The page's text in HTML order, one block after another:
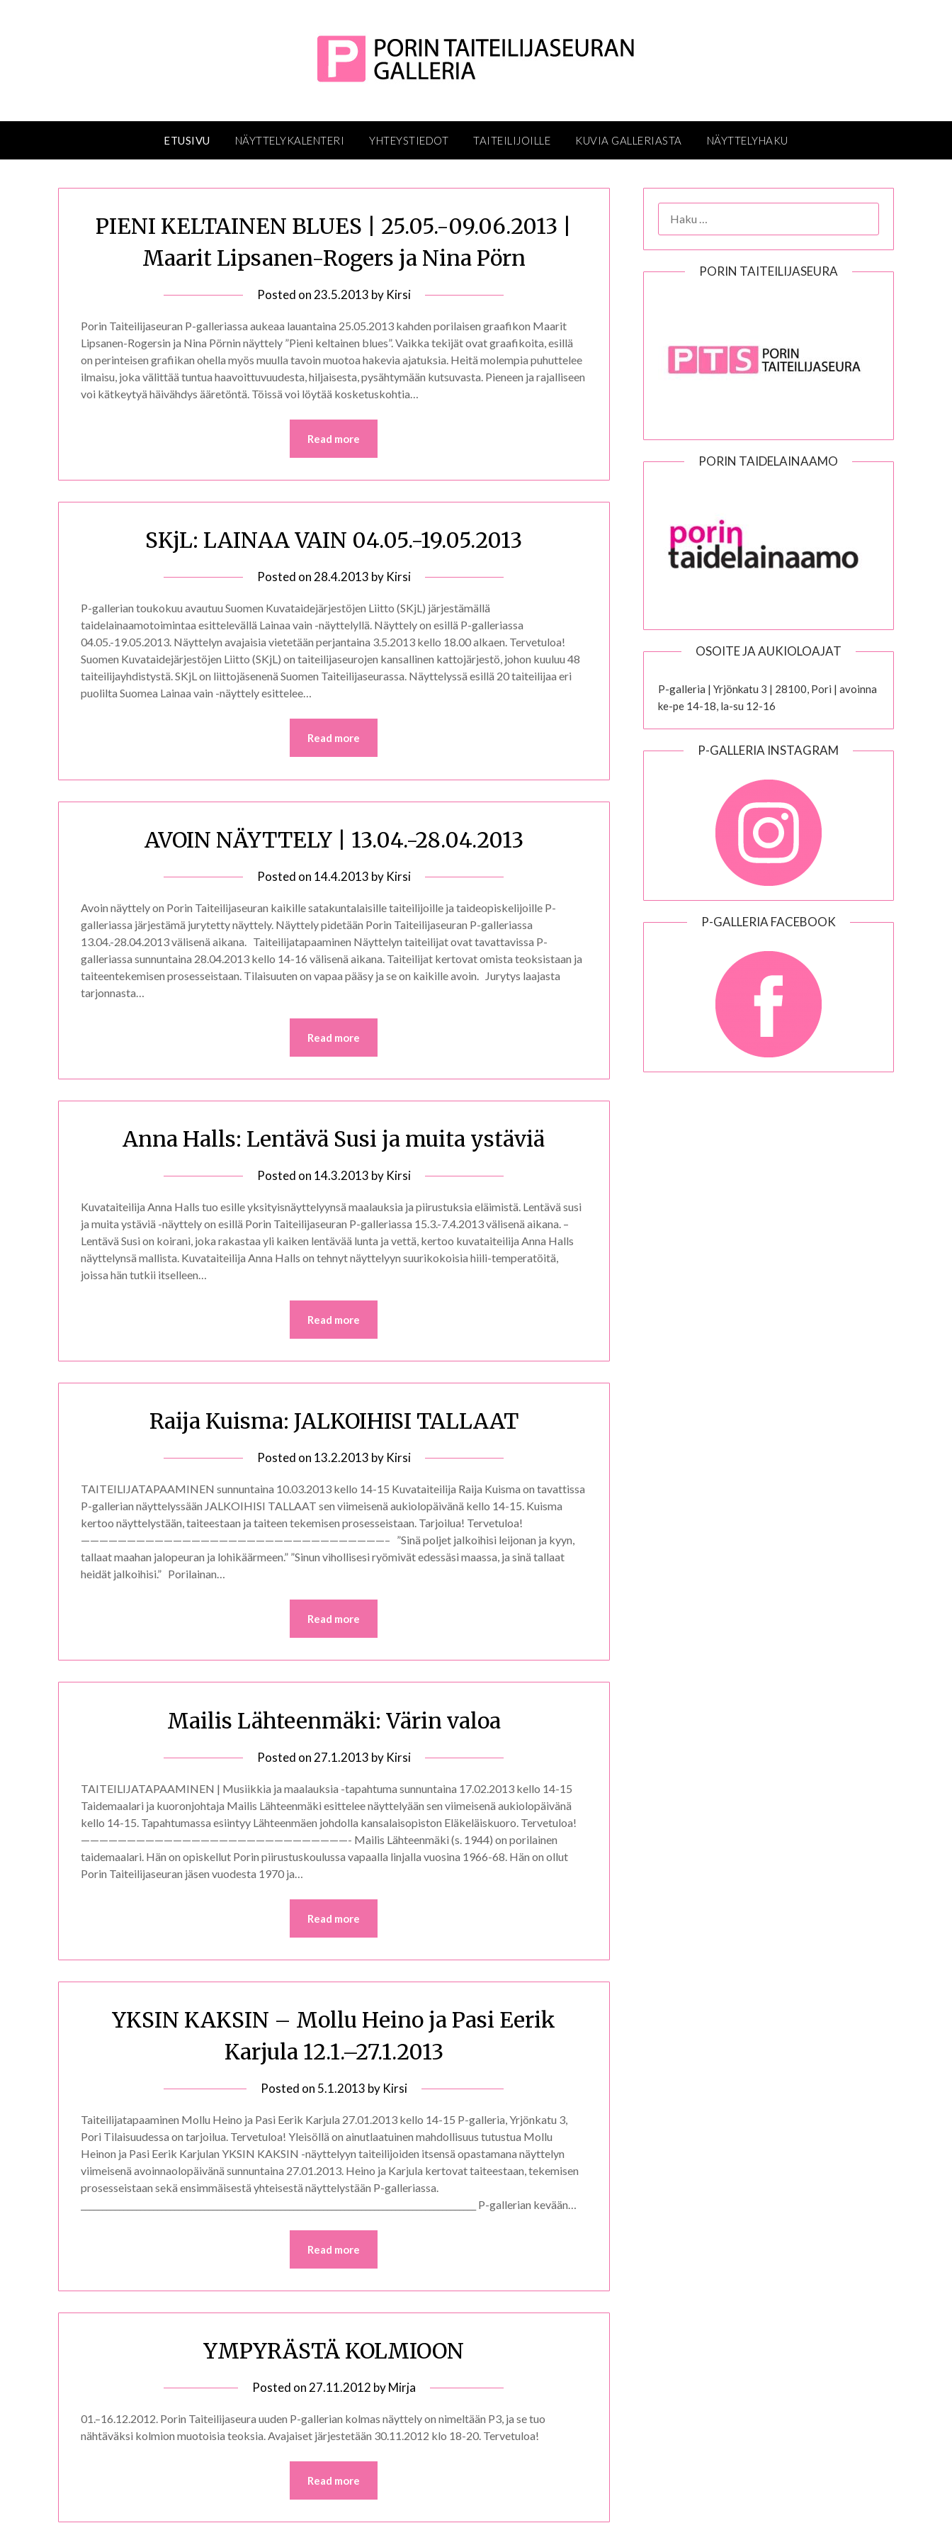
ETUSIVU NÄYTTELYKALENTERI YHTEYSTIEDOT TAITEILIJOILLE KUVIA GALLERIASTA NÄYTTELYHAKU
PIENI KELTAINEN BLUES | 25.05.-09.06.2013 |
Maarit Lipsanen-Rogers ja Nina Pörn
Posted on 23.5.2013 by Kirsi
Porin Taiteilijaseuran P-galleriassa aukeaa lauantaina 25.05.2013 kahden porilaisen graafikon Maarit
Lipsanen-Rogersin ja Nina Pörnin näyttely ”Pieni keltainen blues”. Vaikka tekijät ovat graafikoita, esillä
on perinteisen grafiikan ohella myös muulla tavoin muotoa hakevia ajatuksia. Heitä molempia puhuttelee
ilmaisu, joka välittää tuntua haavoittuvuudesta, hiljaisesta, pysähtymään kutsuvasta. Pieneen ja rajalliseen
voi kätkeytyä häivähdys ääretöntä. Töissä voi löytää kosketuskohtia…
Read more
SKjL: LAINAA VAIN 04.05.-19.05.2013
Posted on28.4.2013 by Kirsi
P-gallerian toukokuu avautuu Suomen Kuvataidejärjestöjen Liitto (SKjL) järjestämällä
taidelainaamotoimintaa esittelevällä Lainaa vain -näyttelyllä. Näyttely on esillä P-galleriassa
04.05.-19.05.2013. Näyttelyn avajaisia vietetään perjantaina 3.5.2013 kello 18.00 alkaen. Tervetuloa!
Suomen Kuvataidejärjestöjen Liitto (SKjL) on taiteilijaseurojen kansallinen kattojärjestö, johon kuuluu 48
taiteilijayhdistystä. SKjL on liittojäsenenä Suomen Taiteilijaseurassa. Näyttelyssä esillä 20 taiteilijaa eri
puolilta Suomea Lainaa vain -näyttely esittelee…
Read more
AVOIN NÄYTTELY | 13.04.-28.04.2013
Posted on 14.4.2013 by Kirsi
Avoin näyttely on Porin Taiteilijaseuran kaikille satakuntalaisille taiteilijoille ja taideopiskelijoille P-
galleriassa järjestämä jurytetty näyttely. Näyttely pidetään Porin Taiteilijaseuran P-galleriassa
13.04.-28.04.2013 välisenä aikana. Taiteilijatapaaminen Näyttelyn taiteilijat ovat tavattavissa P-
galleriassa sunnuntaina 28.04.2013 kello 14-16 välisenä aikana. Taiteilijat kertovat omista teoksistaan ja
taiteentekemisen prosesseistaan. Tilaisuuten on vapaa pääsy ja se on kaikille avoin. Jurytys laajasta
tarjonnasta…
Read more
Anna Halls: Lentävä Susi ja muita ystäviä
Posted on 14.3.2013 by Kirsi
Kuvataiteilija Anna Halls tuo esille yksityisnäyttelyynsä maalauksia ja piirustuksia eläimistä. Lentävä susi
ja muita ystäviä -näyttely on esillä Porin Taiteilijaseuran P-galleriassa 15.3.-7.4.2013 välisenä aikana. –
Lentävä Susi on koirani, joka rakastaa yli kaiken lentävää lunta ja vettä, kertoo kuvataiteilija Anna Halls
näyttelynsä mallista. Kuvataiteilija Anna Halls on tehnyt näyttelyyn suurikokoisia hiili-temperatöitä,
joissa hän tutkii itselleen…
Read more
Raija Kuisma: JALKOIHISI TALLAAT
Posted on 13.2.2013 by Kirsi
TAITEILIJATAPAAMINEN sunnuntaina 10.03.2013 kello 14-15 Kuvataiteilija Raija Kuisma on tavattissa
P-gallerian näyttelyssään JALKOIHISI TALLAAT sen viimeisenä aukiolopäivänä kello 14-15. Kuisma
kertoo näyttelystään, taiteestaan ja taiteen tekemisen prosesseistaan. Tarjoilua! Tervetuloa!
—————————————————————————————————– ”Sinä poljet jalkoihisi leijonan ja kyyn,
tallaat maahan jalopeuran ja lohikäärmeen.” ”Sinun vihollisesi ryömivät edessäsi maassa, ja sinä tallaat
heidät jalkoihisi.” Porilainan…
Read more
Mailis Lähteenmäki: Värin valoa
Posted on 27.1.2013 by Kirsi
TAITEILIJATAPAAMINEN | Musiikkia ja maalauksia -tapahtuma sunnuntaina 17.02.2013 kello 14-15
Taidemaalari ja kuoronjohtaja Mailis Lähteenmäki esittelee näyttelyään sen viimeisenä aukiolopäivänä
kello 14-15. Tapahtumassa esiintyy Lähteenmäen johdolla kansalaisopiston Eläkeläiskuoro. Tervetuloa!
—————————————————————————————- Mailis Lähteenmäki (s. 1944) on porilainen
taidemaalari. Hän on opiskellut Porin piirustuskoulussa vapaalla linjalla vuosina 1966-68. Hän on ollut
Porin Taiteilijaseuran jäsen vuodesta 1970 ja…
Read more
YKSIN KAKSIN – Mollu Heino ja Pasi Eerik
Karjula 12.1.–27.1.2013
Posted on 5.1.2013 by Kirsi
Taiteilijatapaaminen Mollu Heino ja Pasi Eerik Karjula 27.01.2013 kello 14-15 P-galleria, Yrjönkatu 3,
Pori Tilaisuudessa on tarjoilua. Tervetuloa! Yleisöllä on ainutlaatuinen mahdollisuus tutustua Mollu
Heinon ja Pasi Eerik Karjulan YKSIN KAKSIN -näyttelyyn taiteilijoiden itsensä opastamana näyttelyn
viimeisenä avoinnaolopäivänä sunnuntaina 27.01.2013. Heino ja Karjula kertovat taiteestaan, tekemisen
prosesseistaan sekä ensimmäisestä yhteisestä näyttelystään P-galleriassa.
_____________________________________________________________________________________________ P-gallerian kevään…
Read more
YMPYRÄSTÄ KOLMIOON
Posted on 27.11.2012 byMirja
01.–16.12.2012. Porin Taiteilijaseura uuden P-gallerian kolmas näyttely on nimeltään P3, ja se tuo
nähtäväksi kolmion muotoisia teoksia. Avajaiset järjestetään 30.11.2012 klo 18-20. Tervetuloa!
Read more
PORIN TAITEILIJASEURA
PORIN TAIDELAINAAMO
OSOITE JA AUKIOLOAJAT
P-galleria | Yrjönkatu 3 | 28100, Pori | avoinna
ke-pe 14-18, la-su 12-16
P-GALLERIA INSTAGRAM
P-GALLERIA FACEBOOK